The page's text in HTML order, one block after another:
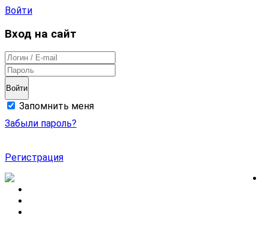
Войти
Вход на сайт
Войти
Запомнить меня
Забыли пароль?
Регистрация